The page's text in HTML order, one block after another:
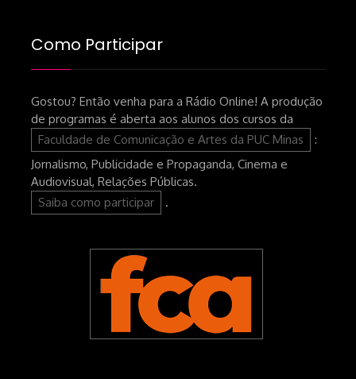
Como Participar
Gostou? Então venha para a Rádio Online! A produção
de programas é aberta aos alunos dos cursos da
Faculdade de Comunicação e Artes da PUC Minas
:
Jornalismo, Publicidade e Propaganda, Cinema e
Audiovisual, Relações Públicas.
Saiba como participar
.